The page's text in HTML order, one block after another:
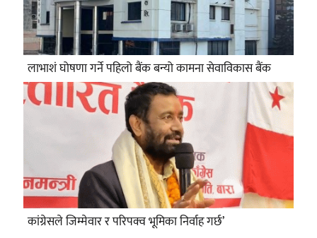
लाभाशं घोषणा गर्ने पहिलो बैंक बन्यो कामना सेवाविकास बैंक
कांग्रेसले जिम्मेवार र परिपक्व भूमिका निर्वाह गर्छ’